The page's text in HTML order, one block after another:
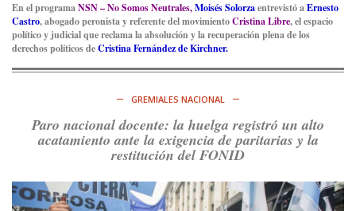
En el programaNSN – No Somos Neutrales,Moisés Solorzaentrevistó aErnesto
Castro, abogado peronista y referente del movimientoCristina Libre, el espacio
político y judicial que reclama la absolución y la recuperación plena de los
derechos políticos deCristina Fernández de Kirchner.
GREMIALES NACIONAL
Paro nacional docente: la huelga registró un alto
acatamiento ante la exigencia de paritarias y la
restitución del FONID